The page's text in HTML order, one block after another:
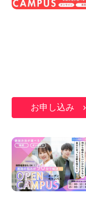
お申し込み